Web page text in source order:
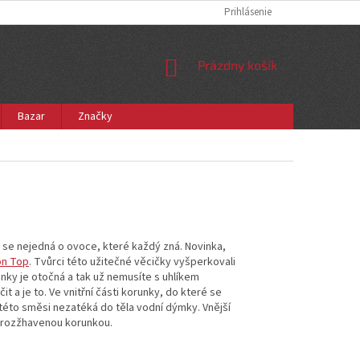
Prihlásenie
NÁKUPNÝ
Prázdny košík
Bazar
Značky
nejedná o ovoce, které každý zná. Novinka,
Top. Tvůrci této užitečné věcičky vyšperkovali
je otočná a tak už nemusíte s uhlíkem
a je to. Ve vnitřní části korunky, do které se
směsi nezatéká do těla vodní dýmky. Vnější
korunkou.